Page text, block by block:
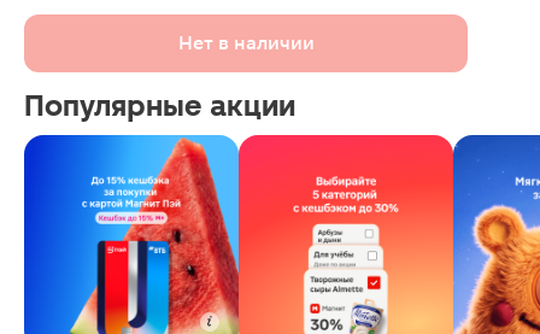
Нет в наличии
Популярные акции